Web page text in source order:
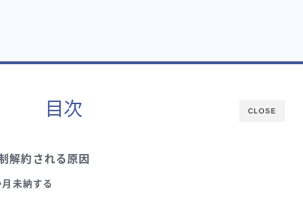
CLOSE
目次
解約される原因
未納する